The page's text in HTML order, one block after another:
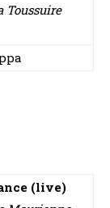
Toussuire
(live)